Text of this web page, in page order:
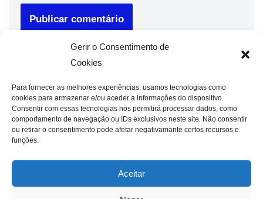
Gerir o Consentimento de
Cookies
Para fornecer as melhores experiências, usamos tecnologias como
cookies para armazenar e/ou aceder a informações do dispositivo.
Consentir com essas tecnologias nos permitirá processar dados, como
comportamento de navegação ou IDs exclusivos neste site. Não consentir
ou retirar o consentimento pode afetar negativamante certos recursos e
funções.
Aceitar